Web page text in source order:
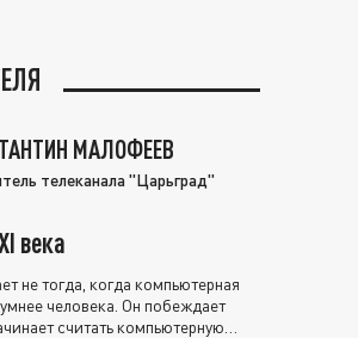
МАЛОФЕЕВ
телеканала "Царьград"
века
не тогда, когда компьютерная
человека. Он побеждает
считать компьютерную